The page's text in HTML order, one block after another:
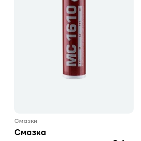
Смазки
Смазка